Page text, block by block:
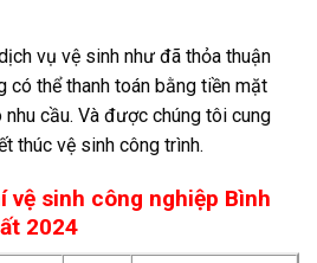
vụ vệ sinh như đã thỏa thuận
có thể thanh toán bằng tiền mặt
cầu. Và được chúng tôi cung
thúc vệ sinh công trình.
vệ sinh công nghiệp Bình
2024